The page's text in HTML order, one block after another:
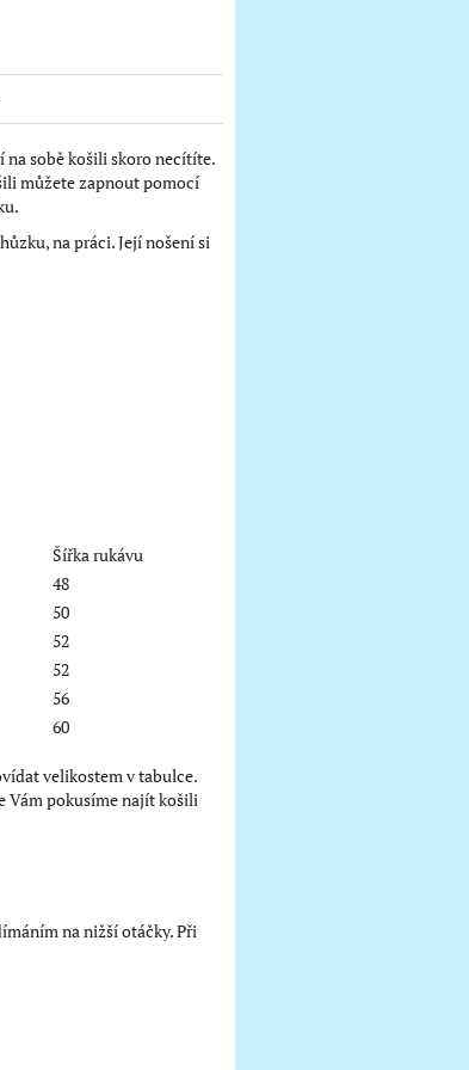
na sobě košili skoro necítíte.
můžete zapnout pomocí
na práci. Její nošení si
Šířka rukávu
48
50
52
52
56
60
velikostem v tabulce.
Vám pokusíme najít košili
na nižší otáčky. Při